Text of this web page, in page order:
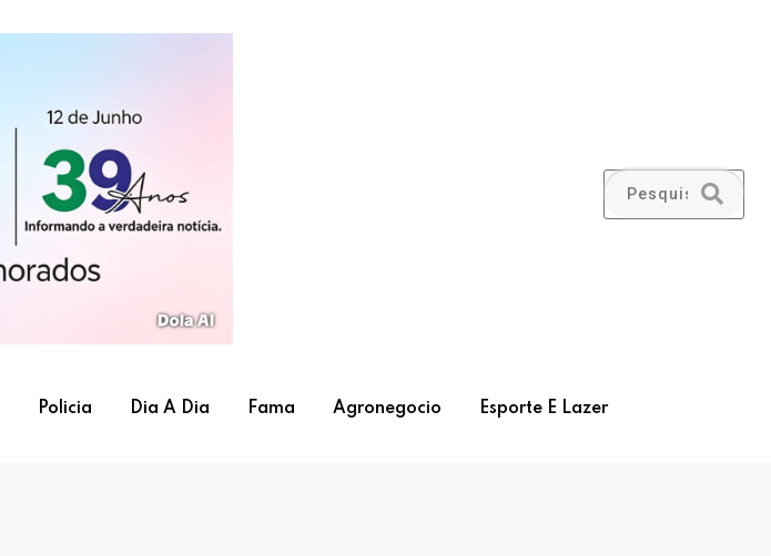
Policia Dia A Dia Fama Agronegocio Esporte E Lazer